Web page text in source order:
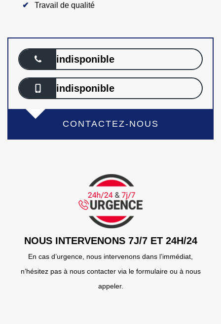
Travail de qualité
indisponible
indisponible
CONTACTEZ-NOUS
NOUS INTERVENONS 7J/7 ET 24H/24
En cas d’urgence, nous intervenons dans l’immédiat,
n’hésitez pas à nous contacter via le formulaire ou à nous
appeler.